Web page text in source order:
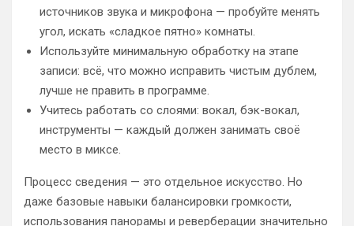
источников звука и микрофона — пробуйте менять
угол, искать «сладкое пятно» комнаты.
Используйте минимальную обработку на этапе
записи: всё, что можно исправить чистым дублем,
лучше не править в программе.
Учитесь работать со слоями: вокал, бэк-вокал,
инструменты — каждый должен занимать своё
место в миксе.
Процесс сведения — это отдельное искусство. Но
даже базовые навыки балансировки громкости,
использования панорамы и реверберации значительно